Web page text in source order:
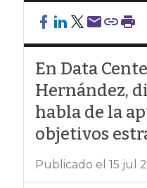
En Data
Hernández,
habla de la
objetivos
Publicado el 15 jul